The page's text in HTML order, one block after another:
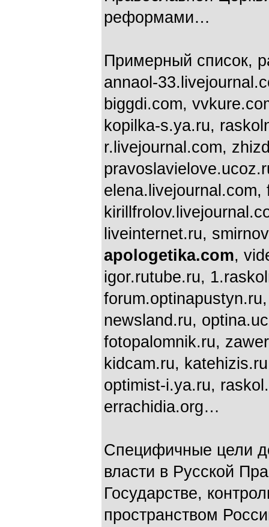
реформами…
Примерный список,
annaol-
biggdi.com,
kopilka-s.ya.ru,
r.livejournal.com,
liveinternet.ru,
apologetika.com,
igor.rutube.ru,
newsland.ru,
fotopalomnik.ru,
kidcam.ru,
optimist-i.ya.ru,
errachidia.org…
Специфичные цели
власти в Русской
Государстве,
пространством